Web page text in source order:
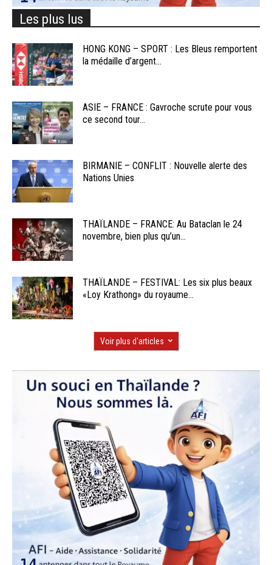
Les plus lus
HONG KONG – SPORT : Les Bleus remportent
la médaille d’argent...
ASIE – FRANCE : Gavroche scrute pour vous
ce second tour...
BIRMANIE – CONFLIT : Nouvelle alerte des
Nations Unies
THAÏLANDE – FRANCE: Au Bataclan le 24
novembre, bien plus qu’un...
THAÏLANDE – FESTIVAL: Les six plus beaux
«Loy Krathong» du royaume...
Voir plus d'articles